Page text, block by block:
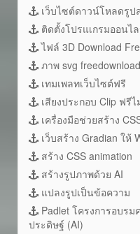
เว็บไซต์ดาวน์โหลดรูป
ติดตั้งโปรแเกรมออนไ
ไฟล์ 3D Download
ภาพ svg freedownload
เทมเพลทเว็บไซต์ฟรี
เสียงประกอบ Clip ฟรี
เครื่องมือช่วยสร้าง
เว็บสร้าง Gradian ให้
สร้าง CSS animation
สร้างรูปภาพด้วย AI
แปลงรูปเป็นข้อความ
Padlet โครงการอบร
ประดิษฐ์ (AI)